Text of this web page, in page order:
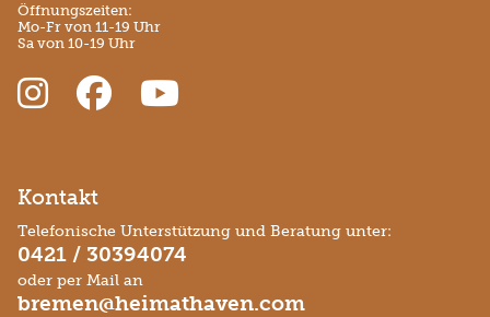
Öffnungszeiten:
Mo-Fr von 11-19 Uhr
Sa von 10-19 Uhr
Kontakt
Telefonische Unterstützung und Beratung unter:
0421 / 30394074
oder per Mail an
bremen@heimathaven.com